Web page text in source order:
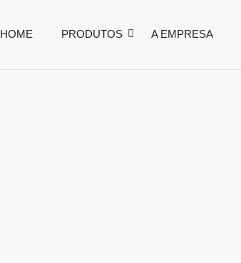
HOME PRODUTOS A EMPRESA